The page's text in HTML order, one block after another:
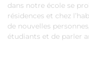
dans notre école se
résidences et chez
de nouvelles
étudiants et de parler